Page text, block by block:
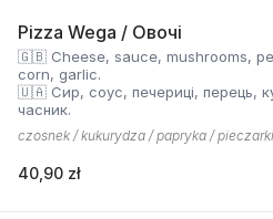
Pizza Wega / Овочі
🇬🇧 Cheese, sauce, mushrooms,
corn, garlic.
🇺🇦 Сир, соус, печериці, перець,
часник.
czosnek / kukurydza / papryka /
40,90 zł